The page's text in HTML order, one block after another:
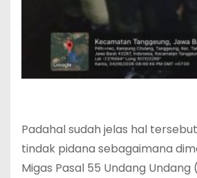
Padahal sudah jelas hal
tindak pidana sebagaimana
Migas Pasal 55 Undang Undang